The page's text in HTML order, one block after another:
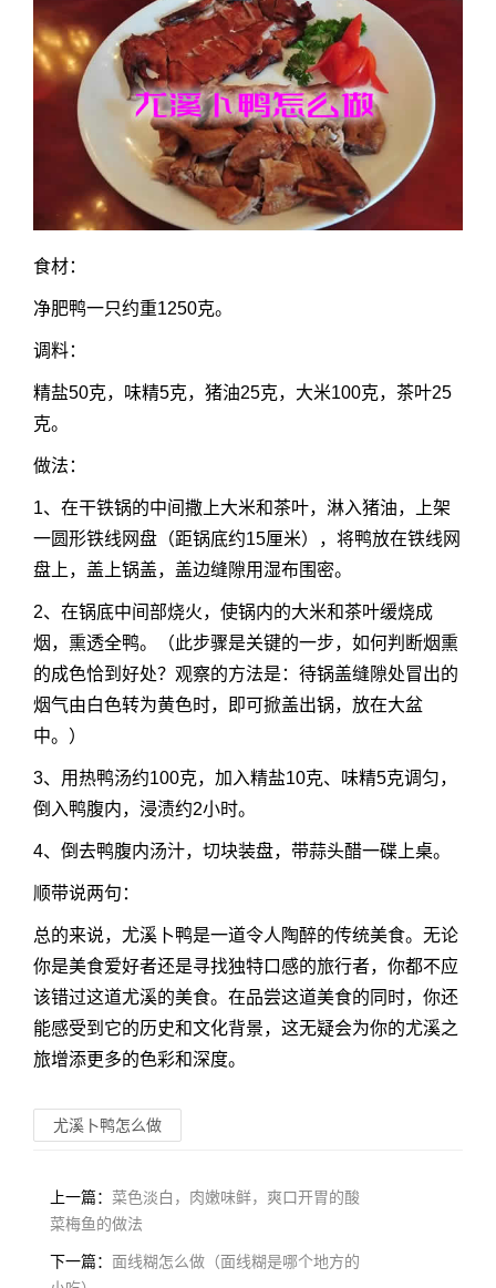
食材：
净肥鸭一只约重1250克。
调料：
精盐50克，味精5克，猪油25克，大米100克，茶叶25
克。
做法：
1、在干铁锅的中间撒上大米和茶叶，淋入猪油，上架
一圆形铁线网盘（距锅底约15厘米），将鸭放在铁线网
盘上，盖上锅盖，盖边缝隙用湿布围密。
2、在锅底中间部烧火，使锅内的大米和茶叶缓烧成
烟，熏透全鸭。（此步骤是关键的一步，如何判断烟熏
的成色恰到好处？观察的方法是：待锅盖缝隙处冒出的
烟气由白色转为黄色时，即可掀盖出锅，放在大盆
中。）
3、用热鸭汤约100克，加入精盐10克、味精5克调匀，
倒入鸭腹内，浸渍约2小时。
4、倒去鸭腹内汤汁，切块装盘，带蒜头醋一碟上桌。
顺带说两句：
总的来说，尤溪卜鸭是一道令人陶醉的传统美食。无论
你是美食爱好者还是寻找独特口感的旅行者，你都不应
该错过这道尤溪的美食。在品尝这道美食的同时，你还
能感受到它的历史和文化背景，这无疑会为你的尤溪之
旅增添更多的色彩和深度。
尤溪卜鸭怎么做
上一篇： 菜色淡白，肉嫩味鲜，爽口开胃的酸
菜梅鱼的做法
下一篇： 面线糊怎么做（面线糊是哪个地方的